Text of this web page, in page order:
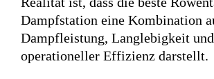
Dampfstation eine Kombination
Dampfleistung, Langlebigkeit und
operationeller Effizienz darstellt.